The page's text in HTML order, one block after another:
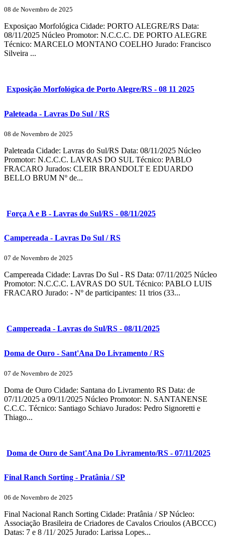
08 de Novembro de 2025
Exposiçao Morfológica Cidade: PORTO ALEGRE/RS Data:
08/11/2025 Núcleo Promotor: N.C.C.C. DE PORTO ALEGRE
Técnico: MARCELO MONTANO COELHO Jurado: Francisco
Silveira ...
Exposição Morfológica de Porto Alegre/RS - 08 11 2025
Paleteada - Lavras Do Sul / RS
08 de Novembro de 2025
Paleteada Cidade: Lavras do Sul/RS Data: 08/11/2025 Núcleo
Promotor: N.C.C.C. LAVRAS DO SUL Técnico: PABLO
FRACARO Jurados: CLEIR BRANDOLT E EDUARDO
BELLO BRUM Nº de...
Força A e B - Lavras do Sul/RS - 08/11/2025
Campereada - Lavras Do Sul / RS
07 de Novembro de 2025
Campereada Cidade: Lavras Do Sul - RS Data: 07/11/2025 Núcleo
Promotor: N.C.C.C. LAVRAS DO SUL Técnico: PABLO LUIS
FRACARO Jurado: - Nº de participantes: 11 trios (33...
Campereada - Lavras do Sul/RS - 08/11/2025
Doma de Ouro - Sant'Ana Do Livramento / RS
07 de Novembro de 2025
Doma de Ouro Cidade: Santana do Livramento RS Data: de
07/11/2025 a 09/11/2025 Núcleo Promotor: N. SANTANENSE
C.C.C. Técnico: Santiago Schiavo Jurados: Pedro Signoretti e
Thiago...
Doma de Ouro de Sant'Ana Do Livramento/RS - 07/11/2025
Final Ranch Sorting - Pratânia / SP
06 de Novembro de 2025
Final Nacional Ranch Sorting Cidade: Pratânia / SP Núcleo:
Associação Brasileira de Criadores de Cavalos Crioulos (ABCCC)
Datas: 7 e 8 /11/ 2025 Jurado: Larissa Lopes...